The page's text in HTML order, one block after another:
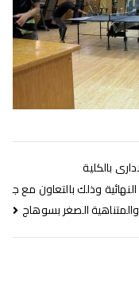
بالكلية
وذلك بالتعاون مع ج
الصغر بسوهاج